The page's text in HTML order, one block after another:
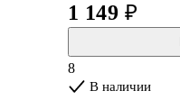
1 149 ₽
8
В наличии